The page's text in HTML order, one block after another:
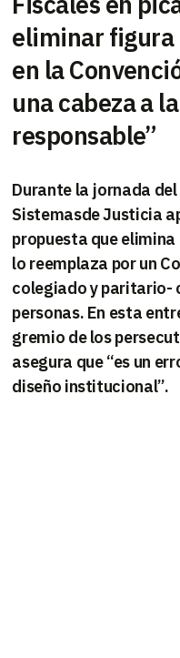
eliminar figura
en la
una cabeza a
responsable”
Durante la jornada
Sistemasde Justicia
propuesta que
lo reemplaza por un
colegiado y paritario-
personas. En esta
gremio de los
asegura que “es un
diseño institucional”.